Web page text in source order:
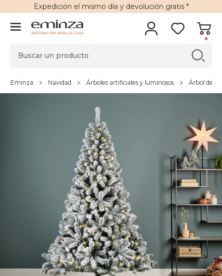
Expedición el mismo día y devolución gratis*
DECORACIÓN PARA LA CASA
Eminza Navidad Árboles artificiales y luminosos Árbol de